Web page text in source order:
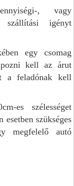
, vagy
szállítási igényt
egy csomag
kell az árut
a feladónak kell
es szélességet
esetben szükséges
megfelelő autó